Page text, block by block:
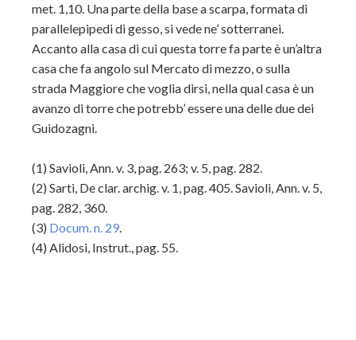
met. 1,10. Una parte della base a scarpa, formata di
parallelepipedi di gesso, si vede ne’ sotterranei.
Accanto alla casa di cui questa torre fa parte è un’altra
casa che fa angolo sul Mercato di mezzo, o sulla
strada Maggiore che voglia dirsi, nella qual casa è un
avanzo di torre che potrebb’ essere una delle due dei
Guidozagni.
(1) Savioli, Ann. v. 3, pag. 263; v. 5, pag. 282.
(2) Sarti, De clar. archig. v. 1, pag. 405. Savioli, Ann. v. 5,
pag. 282, 360.
(3) Docum. n. 29.
(4) Alidosi, Instrut., pag. 55.